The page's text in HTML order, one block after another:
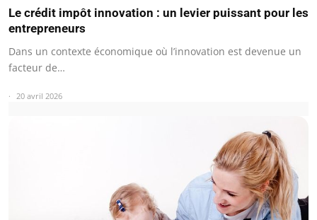
Le crédit impôt innovation : un levier puissant pour les
entrepreneurs
Dans un contexte économique où l’innovation est devenue un
facteur de…
20 avril 2026